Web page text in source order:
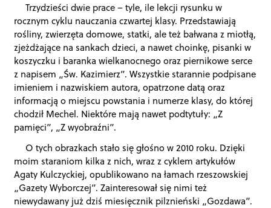
Trzydzieści dwie prace – tyle, ile lekcji rysunku w
rocznym cyklu nauczania czwartej klasy. Przedstawiają
rośliny, zwierzęta domowe, statki, ale też bałwana z miotłą,
zjeżdżające na sankach dzieci, a nawet choinkę, pisanki w
koszyczku i baranka wielkanocnego oraz piernikowe serce
z napisem „Św. Kazimierz”. Wszystkie starannie podpisane
imieniem i nazwiskiem autora, opatrzone datą oraz
informacją o miejscu powstania i numerze klasy, do której
chodził Mechel. Niektóre mają nawet podtytuły: „Z
pamięci”, „Z wyobraźni”.
O tych obrazkach stało się głośno w 2010 roku. Dzięki
moim staraniom kilka z nich, wraz z cyklem artykułów
Agaty Kulczyckiej, opublikowano na łamach rzeszowskiej
„Gazety Wyborczej”. Zainteresował się nimi też
niewydawany już dziś miesięcznik pilznieński „Gozdawa”.